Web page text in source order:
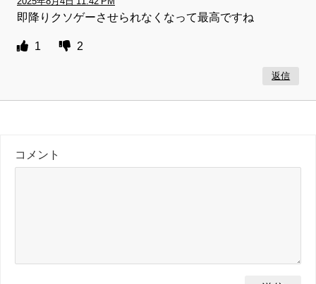
即降りクソゲーさせられなくなって最高ですね
1 2
返信
コメント